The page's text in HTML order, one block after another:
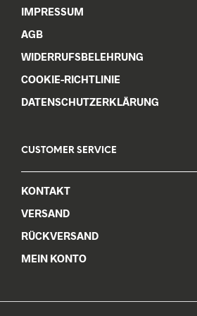
IMPRESSUM
AGB
WIDERRUFSBELEHRUNG
COOKIE-RICHTLINIE
DATENSCHUTZERKLÄRUNG
CUSTOMER SERVICE
KONTAKT
VERSAND
RÜCKVERSAND
MEIN KONTO